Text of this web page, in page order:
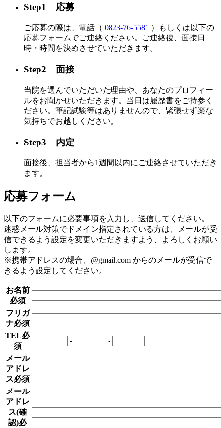
Step1 応募
ご応募の際は、電話（ 0823-76-5581 ）もしくは以下の
応募フォームでご連絡ください。ご連絡後、面接日
時・時間を決めさせていただきます。
Step2 面接
当院を選んでいただいた理由や、あなたのプロフィー
ルをお聞かせいただきます。当日は履歴書をご持参く
ださい。筆記試験等はありませんので、緊張せず楽な
気持ちでお越しください。
Step3 内定
面接後、担当者から1週間以内にご連絡させていただき
ます。
応募フォーム
以下のフォームに必要事項を入力し、送信してください。
迷惑メール対策でドメイン指定されている方は、メールが受
信できるよう設定を変更いただきますよう、よろしくお願い
します。
※携帯アドレスの場合、@gmail.com からのメールが受信で
きるよう設定してください。
お名前
必須
フリガ
ナ必須
TEL必
須
- -
メール
アドレ
ス必須
メール
アドレ
ス(確
認)必